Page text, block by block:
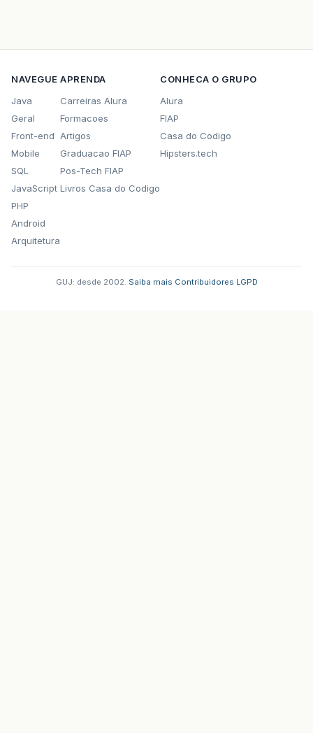
NAVEGUE
Java
Geral
Front-end
Mobile
SQL
JavaScript
PHP
Android
Arquitetura
APRENDA
Carreiras Alura
Formacoes
Artigos
Graduacao FIAP
Pos-Tech FIAP
Livros Casa do Codigo
CONHECA O GRUPO
Alura
FIAP
Casa do Codigo
Hipsters.tech
GUJ: desde 2002. Saiba mais Contribuidores LGPD